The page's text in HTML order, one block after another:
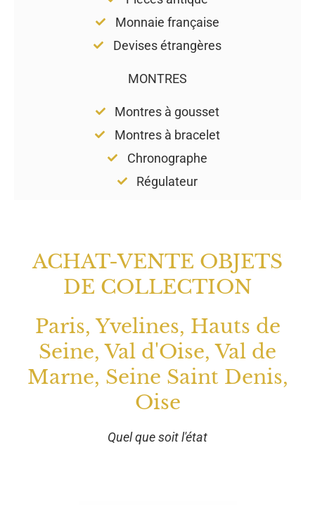
Monnaie française
Devises étrangères
MONTRES
Montres à gousset
Montres à bracelet
Chronographe
Régulateur
ACHAT-VENTE OBJETS
DE COLLECTION
Paris, Yvelines, Hauts de
Seine, Val d'Oise, Val de
Marne, Seine Saint Denis,
Oise
Quel que soit l'état